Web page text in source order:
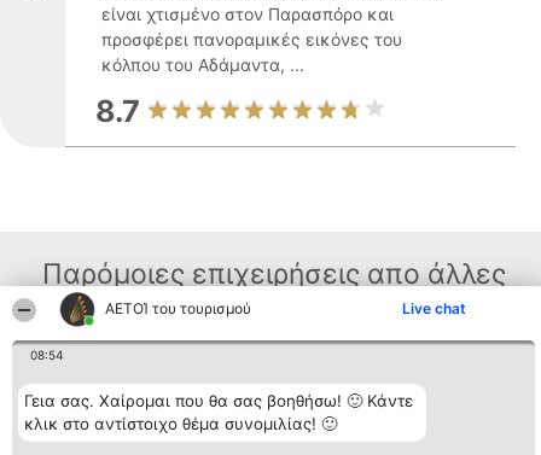
ΑΕΤΟΊ του τουρισμού Live chat
08:54
Γεια σας. Χαίρομαι που θα σας βοηθήσω! 🙂 Κάντε
κλικ στο αντίστοιχο θέμα συνομιλίας! 🙂
είναι χτισμένο στον Παρασπόρο και
προσφέρει πανοραμικές εικόνες του
κόλπου του Αδάμαντα, ...
8.7
Παρόμοιες επιχειρήσεις απο άλλες
περιοχές
Διοργανωτής της
κατάταξης
BEAUTIFUL COMPANY
Κατάταξη
Διακριθέντες
Λίστα όλων
Επικοινωνία
Επικοινωνία